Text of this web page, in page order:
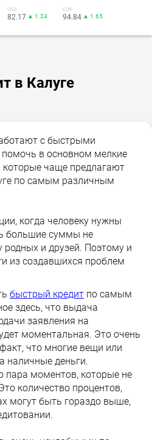
USD
82.17 ▲ 1.24
EUR
94.84 ▲ 1.65
в Калуге
с быстрыми
в основном мелкие
которые чаще предлагают
по самым различным
когда человеку нужны
большие суммы не
родных и друзей. Поэтому и
из создавшихся проблем
быстрый кредит по самым
здесь, что выдача
заявления на
моментальная. Это очень
что многие вещи или
наличные деньги.
пара моментов, которые не
количество процентов,
могут быть гораздо выше,